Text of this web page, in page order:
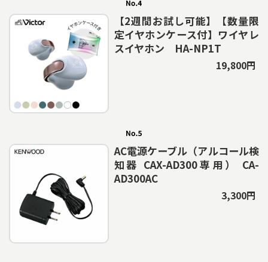
【2週間お試し可能】【数量限
定イヤホンケース付】ワイヤレ
スイヤホン HA-NP1T
19,800円
AC電源ケーブル（アルコール検
知器 CAX-AD300専用） CA-
AD300AC
3,300円